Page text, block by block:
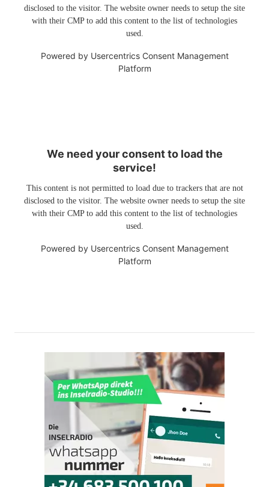
disclosed to the visitor. The website owner needs to setup the site
with their CMP to add this content to the list of technologies
used.
Powered by Usercentrics Consent Management
Platform
We need your consent to load the
service!
This content is not permitted to load due to trackers that are not
disclosed to the visitor. The website owner needs to setup the site
with their CMP to add this content to the list of technologies
used.
Powered by Usercentrics Consent Management
Platform